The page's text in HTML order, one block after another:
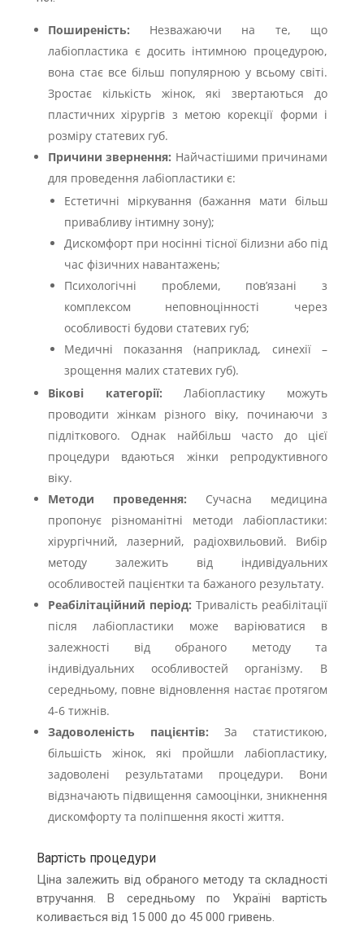
Поширеність: Незважаючи на те, що
лабіопластика є досить інтимною процедурою,
вона стає все більш популярною у всьому світі.
Зростає кількість жінок, які звертаються до
пластичних хірургів з метою корекції форми і
розміру статевих губ.
Причини звернення: Найчастішими причинами
для проведення лабіопластики є:
Естетичні міркування (бажання мати більш
привабливу інтимну зону);
Дискомфорт при носінні тісної білизни або під
час фізичних навантажень;
Психологічні проблеми, пов’язані з
комплексом неповноцінності через
особливості будови статевих губ;
Медичні показання (наприклад, синехії –
зрощення малих статевих губ).
Вікові категорії: Лабіопластику можуть
проводити жінкам різного віку, починаючи з
підліткового. Однак найбільш часто до цієї
процедури вдаються жінки репродуктивного
віку.
Методи проведення: Сучасна медицина
пропонує різноманітні методи лабіопластики:
хірургічний, лазерний, радіохвильовий. Вибір
методу залежить від індивідуальних
особливостей пацієнтки та бажаного результату.
Реабілітаційний період: Тривалість реабілітації
після лабіопластики може варіюватися в
залежності від обраного методу та
індивідуальних особливостей організму. В
середньому, повне відновлення настає протягом
4-6 тижнів.
Задоволеність пацієнтів: За статистикою,
більшість жінок, які пройшли лабіопластику,
задоволені результатами процедури. Вони
відзначають підвищення самооцінки, зникнення
дискомфорту та поліпшення якості життя.
Вартість процедури
Ціна залежить від обраного методу та складності
втручання. В середньому по Україні вартість
коливається від 15 000 до 45 000 гривень.